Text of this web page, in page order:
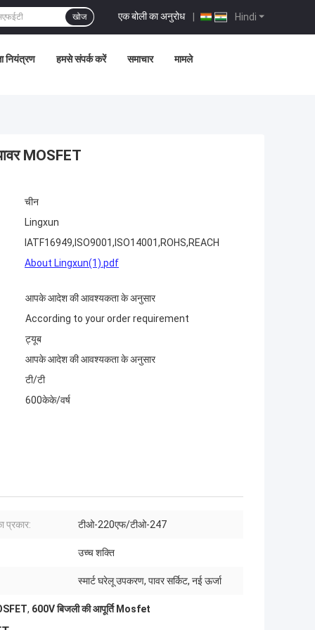
Hindi
एक बोली का अनुरोध |
खोज
नियंत्रण हमसे संपर्क करें समाचार मामले
MOSFET
चीन
Lingxun
IATF16949,ISO9001,ISO14001,ROHS,REACH
About Lingxun(1).pdf
आपके आदेश की आवश्यकता के अनुसार
According to your order requirement
ट्यूब
आपके आदेश की आवश्यकता के अनुसार
टी/टी
600केके/वर्ष
प्रकार: टीओ-220एफ/टीओ-247
उच्च शक्ति
स्मार्ट घरेलू उपकरण, पावर सर्किट, नई ऊर्जा
, 600V बिजली की आपूर्ति Mosfet